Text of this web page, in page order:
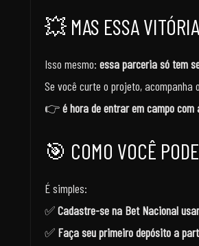
💥 MAS ESSA
Isso mesmo:essa parceria só tem
Se você curte o projeto,
👉é hora de entrar em campo com
🎯 COMO VOCÊ
É simples:
✅Cadastre-se na Bet Nacional
✅ Faça seu primeiro depósito a